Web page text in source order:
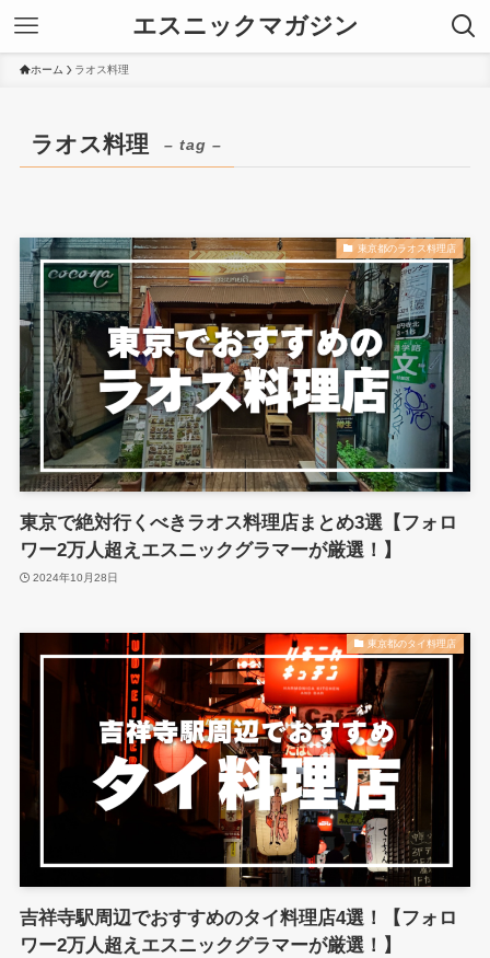
エスニックマガジン
ホーム ラオス料理
ラオス料理 – tag –
東京都のラオス料理店
東京で絶対行くべきラオス料理店まとめ3選【フォロ
ワー2万人超えエスニックグラマーが厳選！】
2024年10月28日
東京都のタイ料理店
吉祥寺駅周辺でおすすめのタイ料理店4選！【フォロ
ワー2万人超えエスニックグラマーが厳選！】